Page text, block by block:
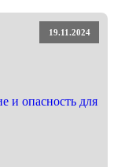
19.11.2024